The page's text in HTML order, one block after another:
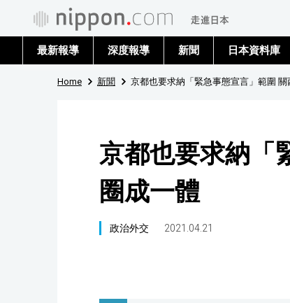
最新報導 深度報導 新聞 日本資料庫
Home 新聞 京都也要求納「緊急事態宣言」範圍 關
京都也要求納「
圈成一體
政治外交 2021.04.21